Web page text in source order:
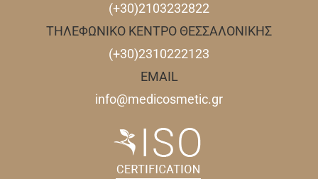
(+30)2103232822
ΤΗΛΕΦΩΝΙΚΟ ΚΕΝΤΡΟ ΘΕΣΣΑΛΟΝΙΚΗΣ
(+30)2310222123
EMAIL
info@medicosmetic.gr